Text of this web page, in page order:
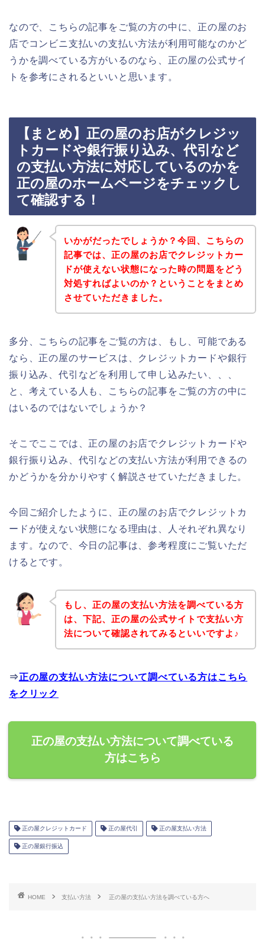
なので、こちらの記事をご覧の方の中に、正の屋のお
店でコンビニ支払いの支払い方法が利用可能なのかど
うかを調べている方がいるのなら、正の屋の公式サイ
トを参考にされるといいと思います。
【まとめ】正の屋のお店がクレジッ
トカードや銀行振り込み、代引など
の支払い方法に対応しているのかを
正の屋のホームページをチェックし
て確認する！
いかがだったでしょうか？今回、こちらの
記事では、正の屋のお店でクレジットカー
ドが使えない状態になった時の問題をどう
対処すればよいのか？ということをまとめ
させていただきました。
多分、こちらの記事をご覧の方は、もし、可能である
なら、正の屋のサービスは、クレジットカードや銀行
振り込み、代引などを利用して申し込みたい、、、
と、考えている人も、こちらの記事をご覧の方の中に
はいるのではないでしょうか？
そこでここでは、正の屋のお店でクレジットカードや
銀行振り込み、代引などの支払い方法が利用できるの
かどうかを分かりやすく解説させていただきました。
今回ご紹介したように、正の屋のお店でクレジットカ
ードが使えない状態になる理由は、人それぞれ異なり
ます。なので、今日の記事は、参考程度にご覧いただ
けるとです。
もし、正の屋の支払い方法を調べている方
は、下記、正の屋の公式サイトで支払い方
法について確認されてみるといいですよ♪
⇒正の屋の支払い方法について調べている方はこちら
をクリック
正の屋の支払い方法について調べている
方はこちら
正の屋クレジットカード 正の屋代引 正の屋支払い方法
正の屋銀行振込
HOME 支払い方法 正の屋の支払い方法を調べている方へ